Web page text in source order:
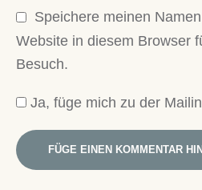
Speichere meinen
Website in diesem Browser
Besuch.
Ja, füge mich zu der